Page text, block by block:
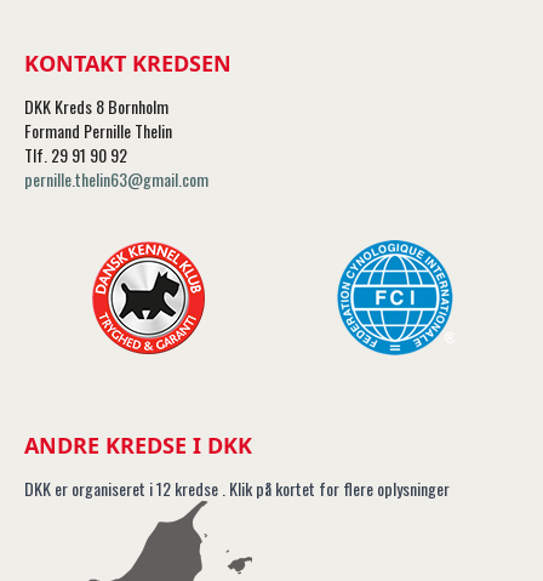
KONTAKT KREDSEN
DKK Kreds 8 Bornholm
Formand Pernille Thelin
Tlf. 29 91 90 92
pernille.thelin63@gmail.com
ANDRE KREDSE I DKK
DKK er organiseret i 12 kredse . Klik på kortet for flere oplysninger